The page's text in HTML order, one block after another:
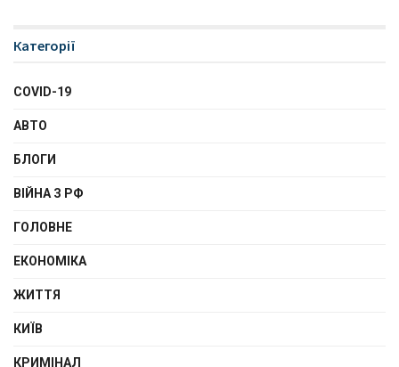
Категорії
COVID-19
АВТО
БЛОГИ
ВІЙНА З РФ
ГОЛОВНЕ
ЕКОНОМІКА
ЖИТТЯ
КИЇВ
КРИМІНАЛ